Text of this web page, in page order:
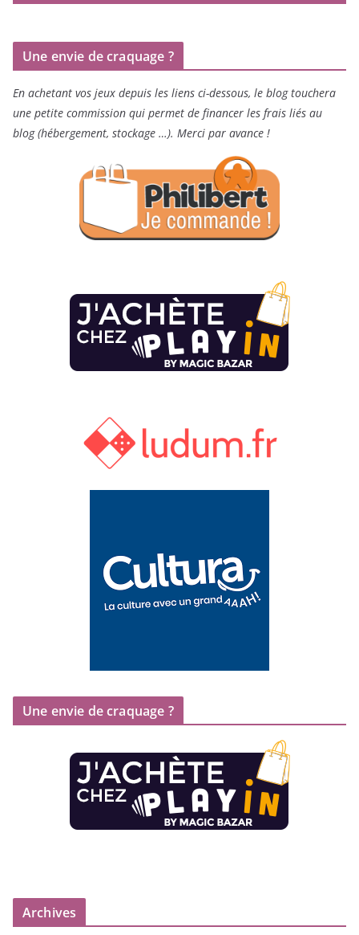
Une envie de craquage ?
En achetant vos jeux depuis les liens ci-dessous, le blog touchera
une petite commission qui permet de financer les frais liés au
blog (hébergement, stockage …). Merci par avance !
Une envie de craquage ?
Archives